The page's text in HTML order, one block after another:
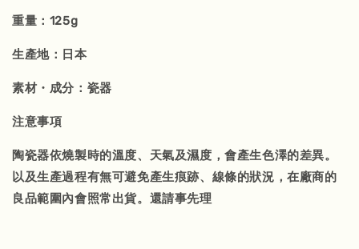
重量：125g
生產地：日本
素材・成分：瓷器
注意事項
陶瓷器依燒製時的溫度、天氣及濕度，會產生色澤的差異。
以及生產過程有無可避免產生痕跡、線條的狀況，在廠商的
良品範圍內會照常出貨。還請事先理